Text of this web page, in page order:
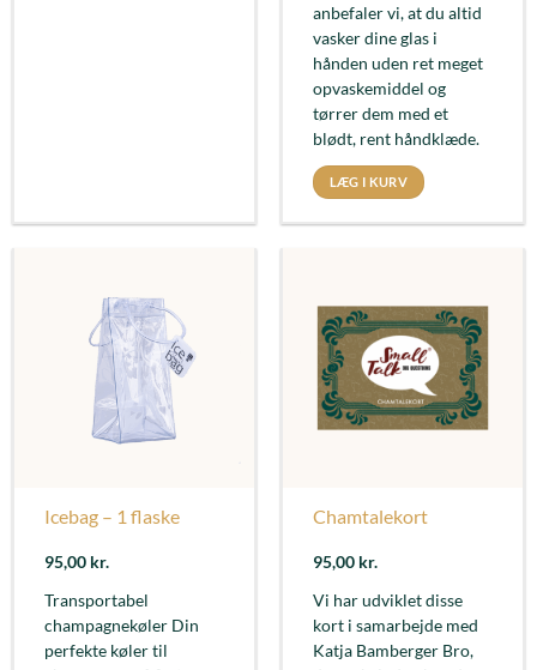
anbefaler vi, at du altid
vasker dine glas i
hånden uden ret meget
opvaskemiddel og
tørrer dem med et
blødt, rent håndklæde.
LÆG I KURV
Icebag – 1 flaske
95,00 kr.
Transportabel
champagnekøler Din
perfekte køler til
Chamtalekort
95,00 kr.
Vi har udviklet disse
kort i samarbejde med
Katja Bamberger Bro,